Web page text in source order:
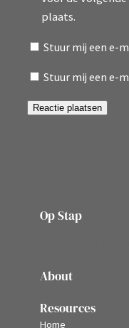
plaats.
Stuur mij een e-
Stuur mij een e-
Op Stap
About
Resources
Home